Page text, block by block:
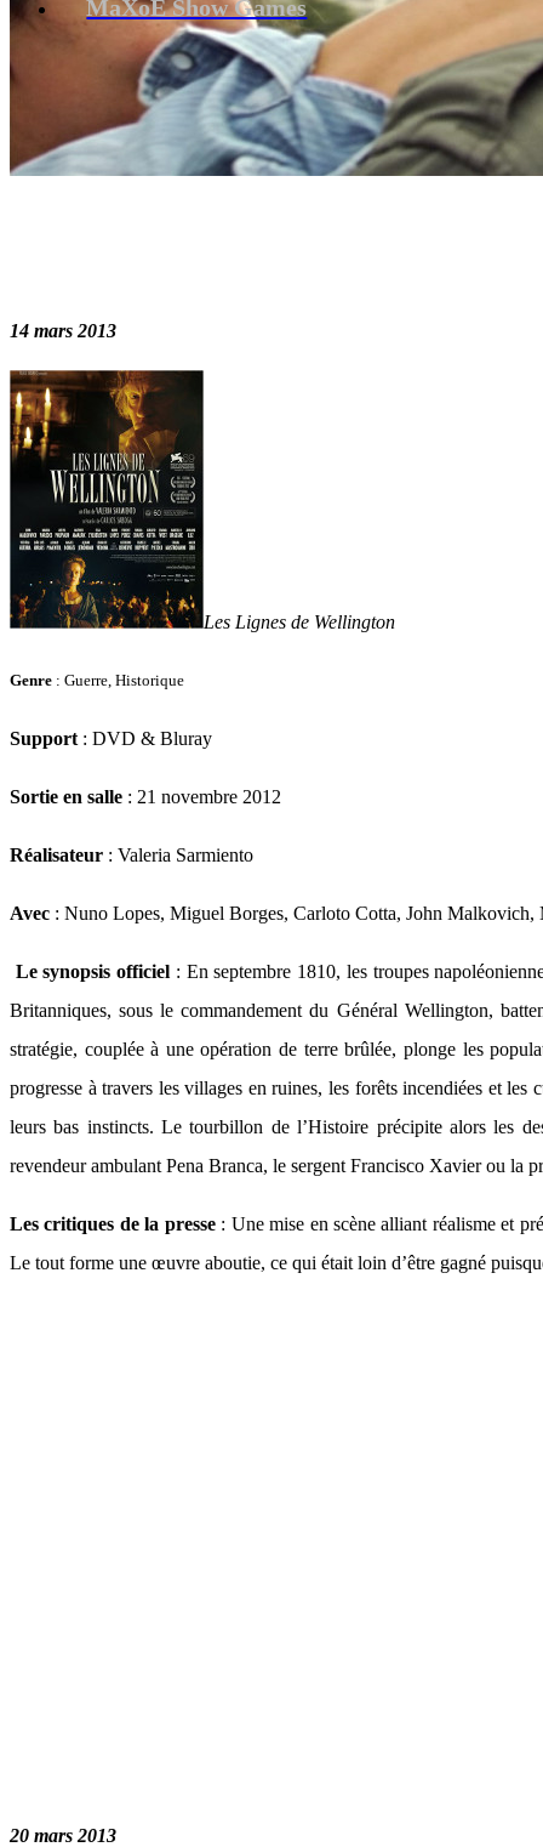
MaXoE Show Games
14 mars 2013
Les Lignes de Wellington
Genre : Guerre, Historique
Support : DVD & Bluray
Sortie en salle : 21 novembre 2012
Réalisateur : Valeria Sarmiento
Avec : Nuno Lopes, Miguel Borges, Carloto Cotta, John
Le synopsis officiel : En septembre 1810, les troupes
Britanniques, sous le commandement du Général Wellington,
stratégie, couplée à une opération de terre brûlée, plonge les
progresse à travers les villages en ruines, les forêts incendiées et
leurs bas instincts. Le tourbillon de l’Histoire précipite alors les
revendeur ambulant Pena Branca, le sergent Francisco Xavier ou la
Les critiques de la presse: Une mise en scène alliant réalisme et
Le tout forme une œuvre aboutie, ce qui était loin d’être gagné
20 mars 2013